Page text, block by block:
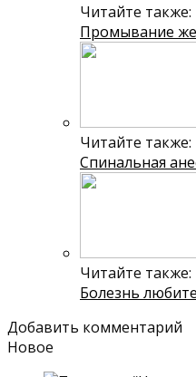
Читайте также:
Промывание
Читайте также:
Спинальная
Читайте также:
Болезнь
Добавить комментарий
Новое